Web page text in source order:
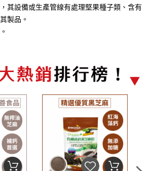
其設備或生產管線有處理堅果種子類、含有
製品。